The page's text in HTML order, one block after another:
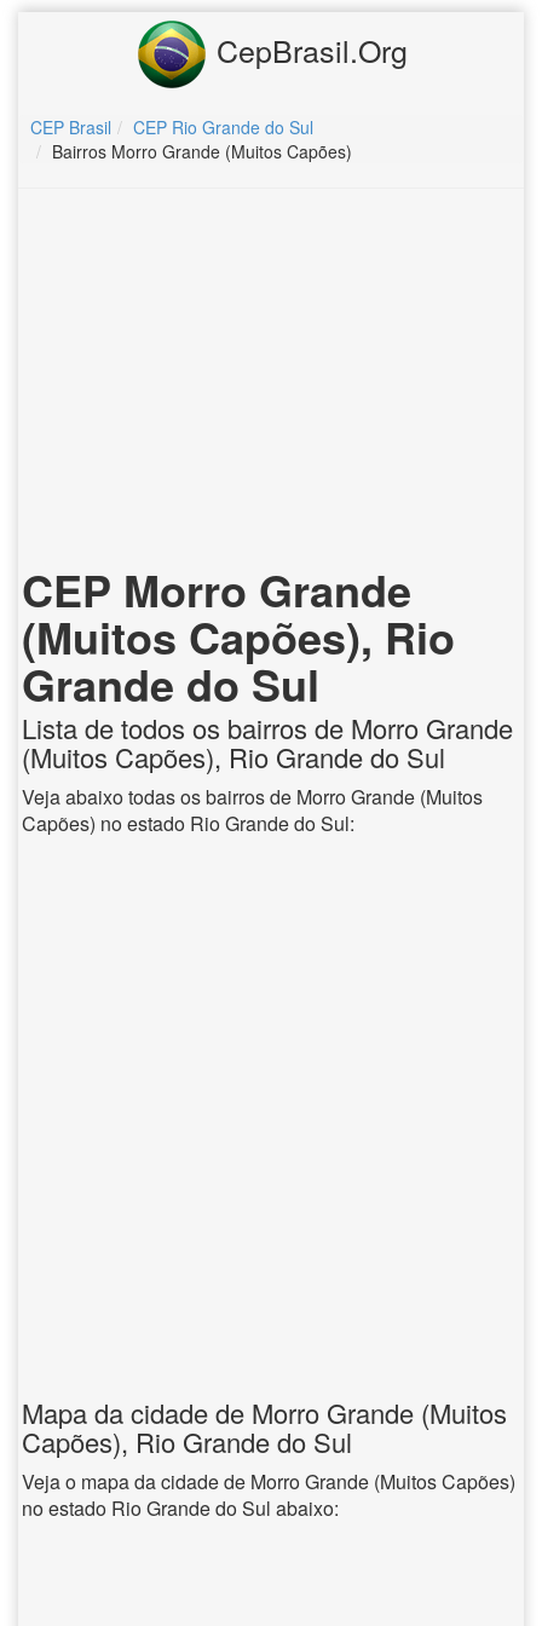
CepBrasil.Org
CEP Brasil
CEP Rio Grande do Sul
Bairros Morro Grande (Muitos Capões)
CEP Morro Grande
(Muitos Capões), Rio
Grande do Sul
Lista de todos os bairros de Morro Grande
(Muitos Capões), Rio Grande do Sul
Veja abaixo todas os bairros de Morro Grande (Muitos
Capões) no estado Rio Grande do Sul:
Mapa da cidade de Morro Grande (Muitos
Capões), Rio Grande do Sul
Veja o mapa da cidade de Morro Grande (Muitos Capões)
no estado Rio Grande do Sul abaixo: